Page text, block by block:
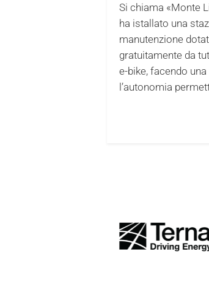
Si chiama «Monte
ha istallato una
manutenzione
gratuitamente da
e-bike, facendo
l’autonomia